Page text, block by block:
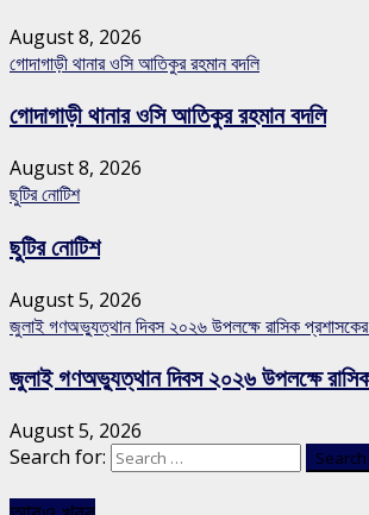
August 8, 2026
গোদাগাড়ী থানার ওসি আতিকুর রহমান বদলি
গোদাগাড়ী থানার ওসি আতিকুর রহমান বদলি
August 8, 2026
ছুটির নোটিশ
ছুটির নোটিশ
August 5, 2026
জুলাই গণঅভ্যুত্থান দিবস ২০২৬ উপলক্ষে রাসিক প্রশাসকের
জুলাই গণঅভ্যুত্থান দিবস ২০২৬ উপলক্ষে রাসিক
August 5, 2026
Search for: